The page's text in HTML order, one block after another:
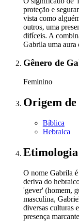
proteção e
vista como
outros, uma
difíceis. A
Gabrila uma aura
Gênero de
Feminino
Origem
Bíblica
Hebraica
Etimologia
O nome Gabrila
deriva do
'gever' (homem,
masculina,
diversas culturas
presença